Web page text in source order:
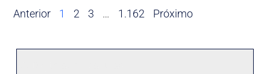
Anterior 1 2 3 … 1.162 Próximo